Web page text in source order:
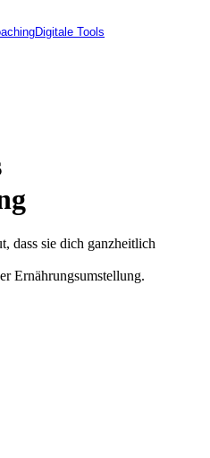
Digitale Tools
dass sie dich ganzheitlich
Ernährungsumstellung.